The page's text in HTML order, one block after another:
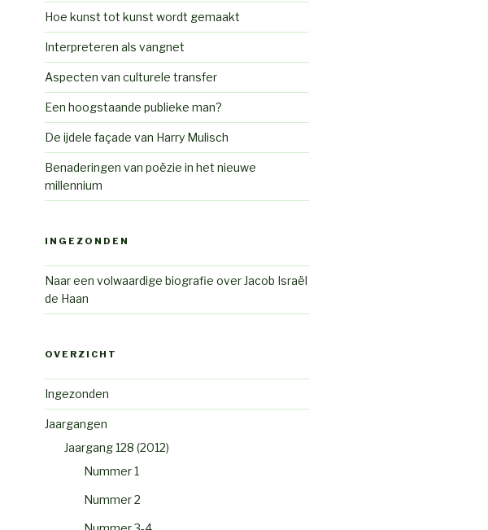
Hoe kunst tot kunst wordt gemaakt
Interpreteren als vangnet
Aspecten van culturele transfer
Een hoogstaande publieke man?
De ijdele façade van Harry Mulisch
Benaderingen van poëzie in het nieuwe
millennium
INGEZONDEN
Naar een volwaardige biografie over Jacob Israël
de Haan
OVERZICHT
Ingezonden
Jaargangen
Jaargang 128 (2012)
Nummer 1
Nummer 2